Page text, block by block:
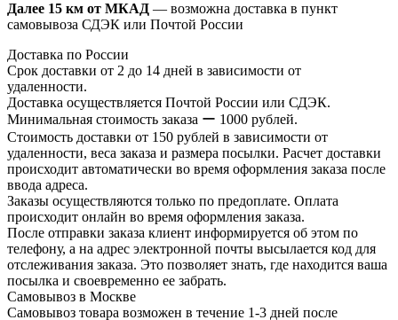
Далее 15 км от МКАД — возможна доставка в пункт
самовывоза СДЭК или Почтой России
Доставка по России
Срок доставки от 2 до 14 дней в зависимости от
удаленности.
Доставка осуществляется Почтой России или СДЭК.
Минимальная стоимость заказа ー 1000 рублей.
Стоимость доставки от 150 рублей в зависимости от
удаленности, веса заказа и размера посылки. Расчет доставки
происходит автоматически во время оформления заказа после
ввода адреса.
Заказы осуществляются только по предоплате. Оплата
происходит онлайн во время оформления заказа.
После отправки заказа клиент информируется об этом по
телефону, а на адрес электронной почты высылается код для
отслеживания заказа. Это позволяет знать, где находится ваша
посылка и своевременно ее забрать.
Самовывоз в Москве
Самовывоз товара возможен в течение 1-3 дней после